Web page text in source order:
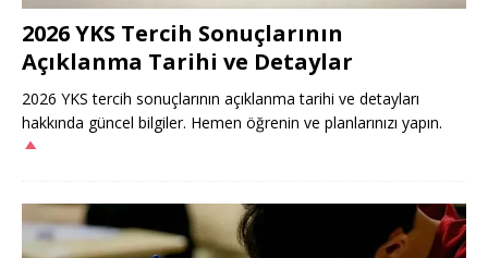
2026 YKS Tercih Sonuçlarının
Açıklanma Tarihi ve Detaylar
2026 YKS tercih sonuçlarının açıklanma tarihi ve detayları
hakkında güncel bilgiler. Hemen öğrenin ve planlarınızı yapın.